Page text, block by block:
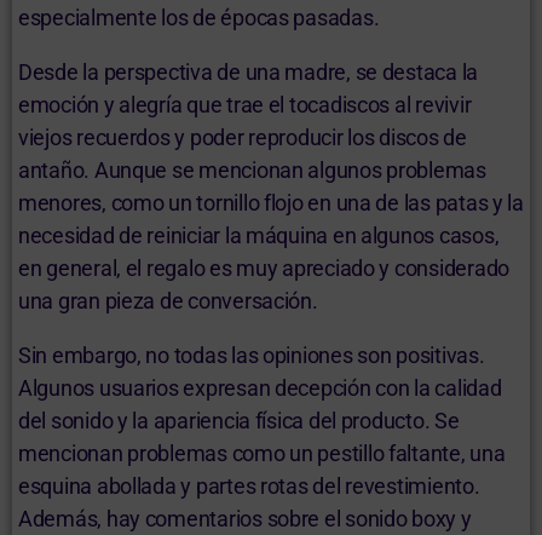
especialmente los de épocas pasadas.
Desde la perspectiva de una madre, se destaca la
emoción y alegría que trae el tocadiscos al revivir
viejos recuerdos y poder reproducir los discos de
antaño. Aunque se mencionan algunos problemas
menores, como un tornillo flojo en una de las patas y la
necesidad de reiniciar la máquina en algunos casos,
en general, el regalo es muy apreciado y considerado
una gran pieza de conversación.
Sin embargo, no todas las opiniones son positivas.
Algunos usuarios expresan decepción con la calidad
del sonido y la apariencia física del producto. Se
mencionan problemas como un pestillo faltante, una
esquina abollada y partes rotas del revestimiento.
Además, hay comentarios sobre el sonido boxy y